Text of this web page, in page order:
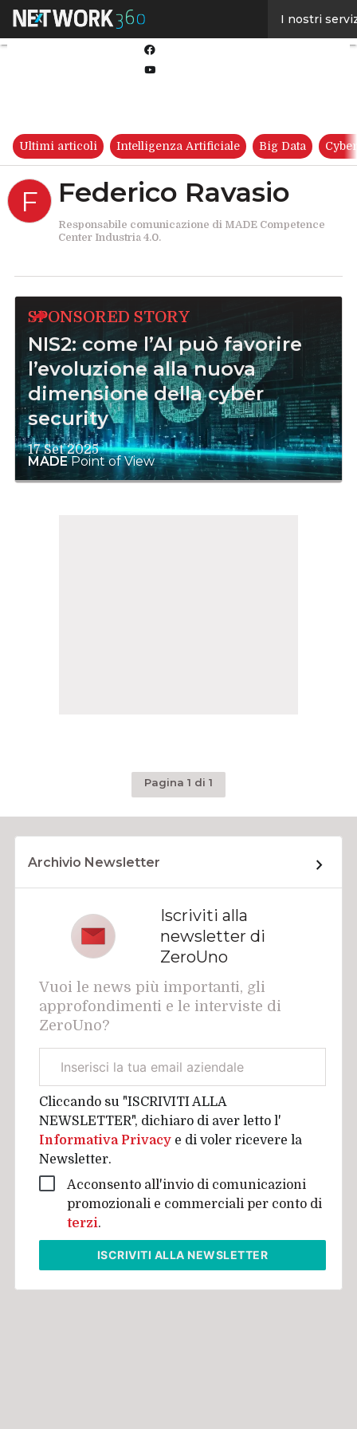
I nostri
Ultimi articoli Intelligenza Artificiale Big Data
F Federico Ravasio
Responsabile comunicazione di MADE Competence
Center Industria 4.0.
SPONSORED STORY
NIS2: come l’AI può favorire
l’evoluzione alla nuova
dimensione della cyber
security
17 Set 2025
MADEPoint of View
Pagina 1 di 1
Archivio Newsletter
Iscriviti alla
newsletter di
ZeroUno
Vuoi le news più importanti, gli
approfondimenti e le interviste di
ZeroUno?
aziendale
Cliccando su "ISCRIVITI ALLA
NEWSLETTER", dichiaro di aver letto l'
Informativa Privacy e di voler ricevere la
Newsletter.
Acconsento all'invio di comunicazioni
promozionali e commerciali per conto di
terzi.
ISCRIVITI ALLA NEWSLETTER